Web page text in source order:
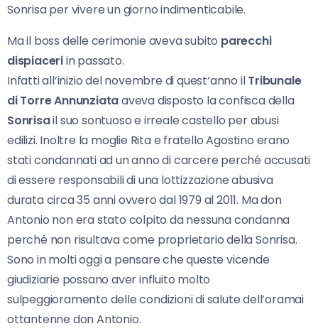
Sonrisa per vivere un giorno indimenticabile.
Ma il boss delle cerimonie aveva subito parecchi
dispiaceriin passato.
Infatti all’inizio del novembre di quest’anno ilTribunale
di Torre Annunziataaveva disposto la confisca della
Sonrisail suo sontuoso e irreale castello per abusi
edilizi. Inoltre la moglie Rita e fratello Agostino erano
stati condannati ad un anno di carcere perché accusati
di essere responsabili di una lottizzazione abusiva
durata circa 35 anni ovvero dal 1979 al 2011. Ma don
Antonio non era stato colpito da nessuna condanna
perché non risultava come proprietario della Sonrisa.
Sono in molti oggi a pensare che queste vicende
giudiziarie possano aver influito molto
sulpeggioramento delle condizioni di salute dell’oramai
ottantenne don Antonio.